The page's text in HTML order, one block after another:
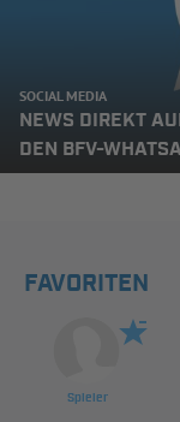
SOCIAL MEDIA
NEWS DIREKT
DEN BFV-
FAVORITEN
Spieler